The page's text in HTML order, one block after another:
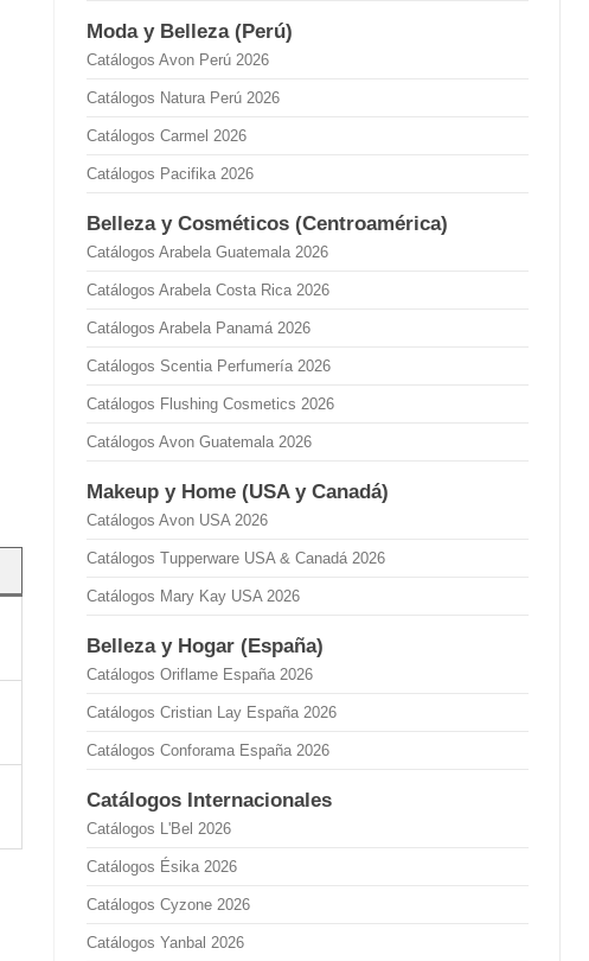
Moda y Belleza (Perú)
Catálogos Avon Perú 2026
Catálogos Natura Perú 2026
Catálogos Carmel 2026
Catálogos Pacifika 2026
Belleza y Cosméticos (Centroamérica)
Catálogos Arabela Guatemala 2026
Catálogos Arabela Costa Rica 2026
Catálogos Arabela Panamá 2026
Catálogos Scentia Perfumería 2026
Catálogos Flushing Cosmetics 2026
Catálogos Avon Guatemala 2026
Makeup y Home (USA y Canadá)
Catálogos Avon USA 2026
Catálogos Tupperware USA & Canadá 2026
Catálogos Mary Kay USA 2026
Belleza y Hogar (España)
Catálogos Oriflame España 2026
Catálogos Cristian Lay España 2026
Catálogos Conforama España 2026
Catálogos Internacionales
Catálogos L'Bel 2026
Catálogos Ésika 2026
Catálogos Cyzone 2026
Catálogos Yanbal 2026